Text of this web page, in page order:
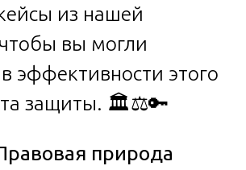
из нашей
вы могли
эффективности этого
защиты. 🏛️⚖️🔑
природа